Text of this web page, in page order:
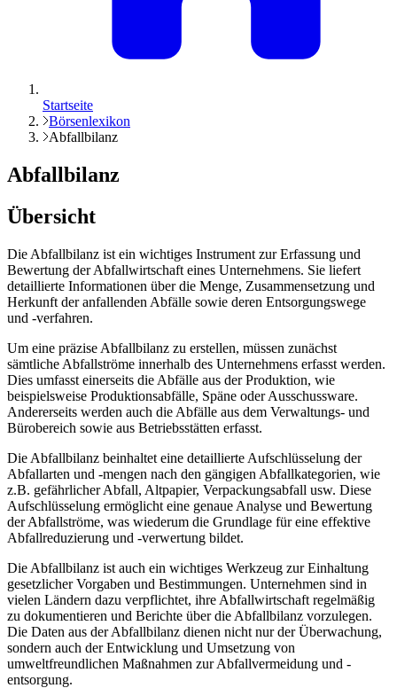
Startseite
Börsenlexikon
Abfallbilanz
Abfallbilanz
Übersicht
Die Abfallbilanz ist ein wichtiges Instrument zur Erfassung und
Bewertung der Abfallwirtschaft eines Unternehmens. Sie liefert
detaillierte Informationen über die Menge, Zusammensetzung und
Herkunft der anfallenden Abfälle sowie deren Entsorgungswege
und -verfahren.
Um eine präzise Abfallbilanz zu erstellen, müssen zunächst
sämtliche Abfallströme innerhalb des Unternehmens erfasst werden.
Dies umfasst einerseits die Abfälle aus der Produktion, wie
beispielsweise Produktionsabfälle, Späne oder Ausschussware.
Andererseits werden auch die Abfälle aus dem Verwaltungs- und
Bürobereich sowie aus Betriebsstätten erfasst.
Die Abfallbilanz beinhaltet eine detaillierte Aufschlüsselung der
Abfallarten und -mengen nach den gängigen Abfallkategorien, wie
z.B. gefährlicher Abfall, Altpapier, Verpackungsabfall usw. Diese
Aufschlüsselung ermöglicht eine genaue Analyse und Bewertung
der Abfallströme, was wiederum die Grundlage für eine effektive
Abfallreduzierung und -verwertung bildet.
Die Abfallbilanz ist auch ein wichtiges Werkzeug zur Einhaltung
gesetzlicher Vorgaben und Bestimmungen. Unternehmen sind in
vielen Ländern dazu verpflichtet, ihre Abfallwirtschaft regelmäßig
zu dokumentieren und Berichte über die Abfallbilanz vorzulegen.
Die Daten aus der Abfallbilanz dienen nicht nur der Überwachung,
sondern auch der Entwicklung und Umsetzung von
umweltfreundlichen Maßnahmen zur Abfallvermeidung und -
entsorgung.